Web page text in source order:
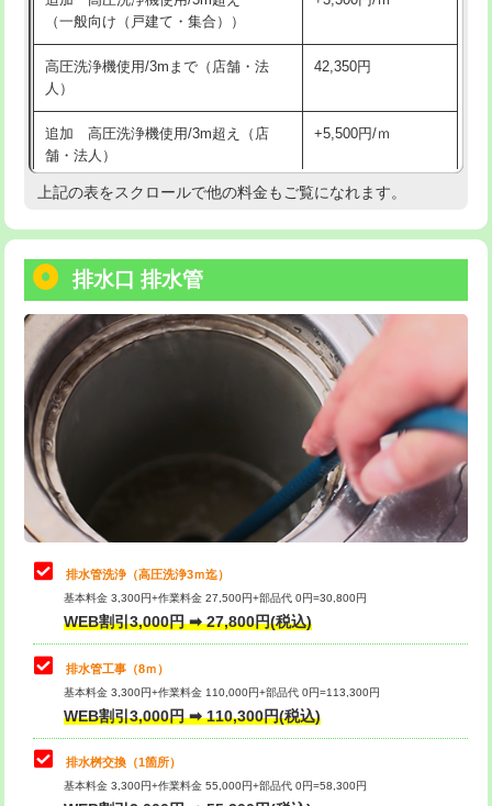
※給水管工事は20mmまでの価格です。
給水管工事※（保温材使用（バンド止
め込み）)
5,500円
給水管工事※（土の掘削・埋め戻し作
業)
11,000円
給水管工事※（塩ビ管（VP・HI）使
用/3ｍまで)
用（追加）/3ｍ超え)
給水管工事※（ライニング鋼管・銅
管・ポリ管・HT管使用/3ｍまで)
44,000円
給水管工事※（ライニング鋼管・銅
管・ポリ管・HT管使用/3ｍ超え)
+8,800円
排水管工事（土の掘削・埋め戻し作
業）
11,000円~
排水管工事（排水管工事/3ｍまで） 55,000円
排水管工事（追加 排水管工事/3ｍ超
え）
マス交換（土の掘削・埋め戻し作業）
マス交換（深さ50㎝未満）
マス交換（深さ50㎝以上） 66,000円
コンクリート斫り（厚さ10㎝まで）
（一般向け（戸建て・集合））
高圧洗浄機使用/3mまで（店舗・法
人）
42,350円
追加 高圧洗浄機使用/3m超え（店
舗・法人）
+5,500円/ｍ
高度高圧洗浄換 現地調査
トーラー機使用/3mまで
追加トーラー機使用/3m超え +3,300円
カメラ調査 33,000円
桝清掃 8,800円
止水・漏水調査・防水処理・清掃・修
理・調整・分解・加工など（軽作業）
11,000円
止水・漏水調査・防水処理・清掃・修
理・調整・分解・加工など（中作業）
22,000円
止水・漏水調査・防水処理・清掃・修
理・調整・分解・加工など（重作業）
33,000円
その他部品の脱着
交換・取付（タンク） 22,000円+材料費
交換・取付(単水栓（壁付・デッキ
式）)
上記の表をスクロールで他の料金もご覧になれます。
排水口 排水管
排水管洗浄（高圧洗浄3ｍ迄）
基本料金 3,300円+作業料金 27,500円+部品代 0円=30,800円
WEB割引3,000円 ➡ 27,800円(税込)
排水管工事（8ｍ）
基本料金 3,300円+作業料金 110,000円+部品代 0円=113,300円
WEB割引3,000円 ➡ 110,300円(税込)
排水桝交換（1箇所）
基本料金 3,300円+作業料金 55,000円+部品代 0円=58,300円